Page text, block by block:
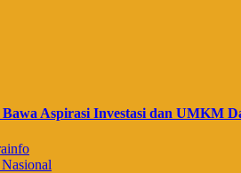
Aspirasi Investasi dan UMKM
Nasional